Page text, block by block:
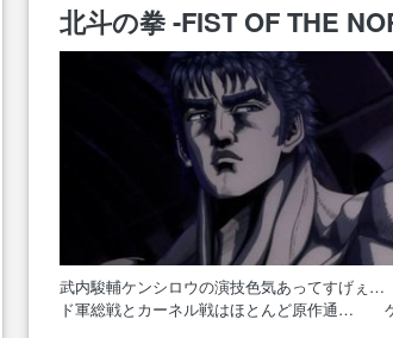
北斗の拳 -FIST OF THE
武内駿輔ケンシロウの演技色気あってす
ド軍総戦とカーネル戦はほとんど原作通…